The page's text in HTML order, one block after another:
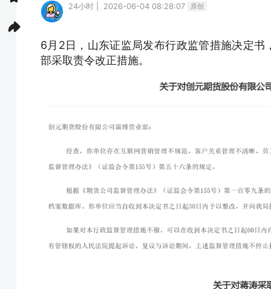
24小时 | 2026-06-04 08:28:07 原创
6月2日，山东证监局发布行政监管措施决定书
部采取责令改正措施。